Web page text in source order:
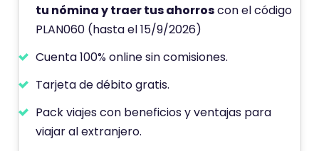
tu nómina y traer tus ahorroscon el código
PLAN060 (hasta el 15/9/2026)
Cuenta 100% online sin comisiones.
Tarjeta de débito gratis.
Pack viajes con beneficios y ventajas para
viajar al extranjero.